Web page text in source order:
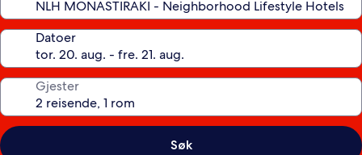
Datoer
Gjester
Søk